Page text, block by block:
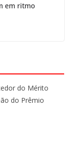
em ritmo
do Mérito
do Prêmio